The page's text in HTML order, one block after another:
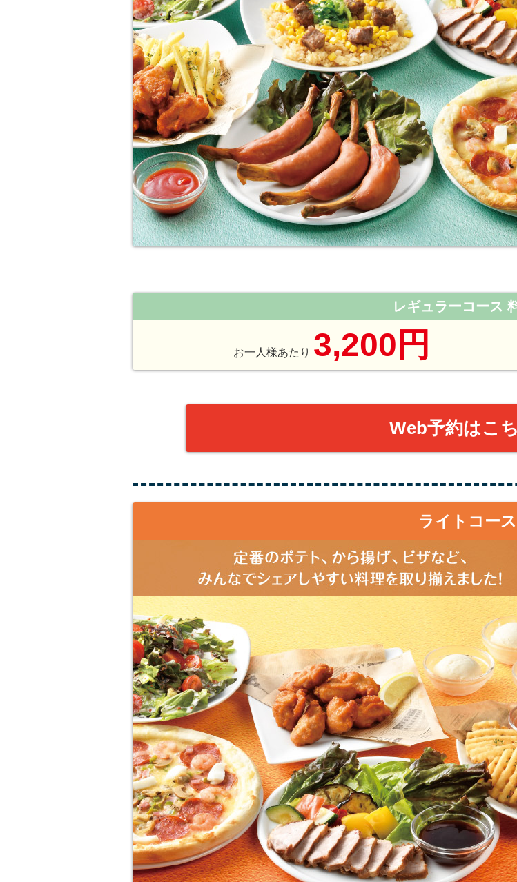
レギュラーコース
お一人様あたり 3,200円
Web予約はこ
ライトコース